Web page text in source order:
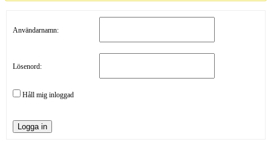
Användarnamn:
Lösenord:
Håll mig inloggad
Logga in